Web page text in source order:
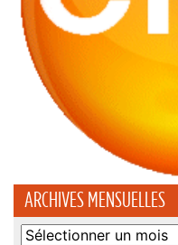
ARCHIVES MENSUELLES
Archives